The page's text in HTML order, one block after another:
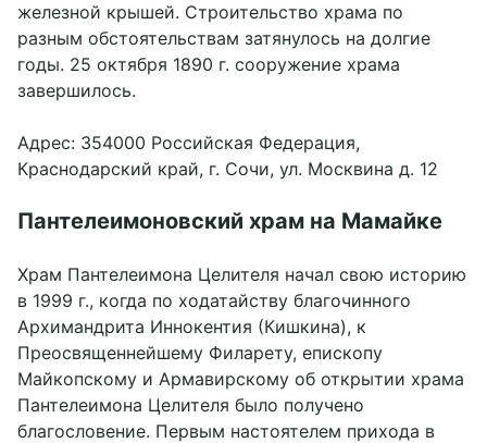
железной крышей. Строительство храма по
разным обстоятельствам затянулось на долгие
годы. 25 октября 1890 г. сооружение храма
завершилось.
Адрес: 354000 Российская Федерация,
Краснодарский край, г. Сочи, ул. Москвина д. 12
Пантелеимоновский храм на Мамайке
Храм Пантелеимона Целителя начал свою историю
в 1999 г., когда по ходатайству благочинного
Архимандрита Иннокентия (Кишкина), к
Преосвященнейшему Филарету, епископу
Майкопскому и Армавирскому об открытии храма
Пантелеимона Целителя было получено
благословение. Первым настоятелем прихода в